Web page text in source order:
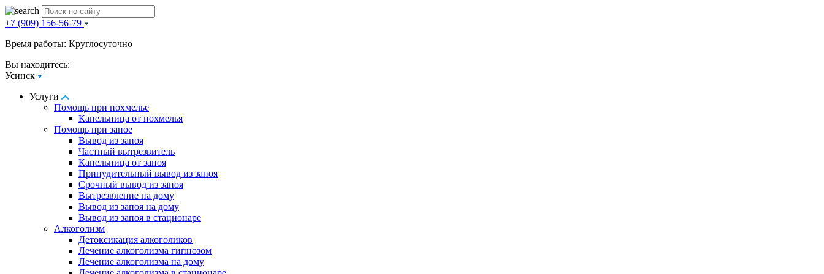
+7 (909) 156-56-79
Время работы: Круглосуточно
Вы находитесь:
Усинск
Услуги
Помощь при похмелье
Капельница от похмелья
Помощь при запое
Вывод из запоя
Частный вытрезвитель
Капельница от запоя
Принудительный вывод из запоя
Срочный вывод из запоя
Вытрезвление на дому
Вывод из запоя на дому
Вывод из запоя в стационаре
Алкоголизм
Детоксикация алкоголиков
Лечение алкоголизма гипнозом
Лечение алкоголизма на дому